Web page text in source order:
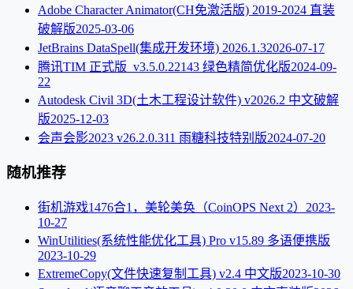
Adobe Character Animator(CH免激活版) 2019-2024 直装
破解版2025-03-06
JetBrains DataSpell(集成开发环境) 2026.1.32026-07-17
腾讯TIM 正式版_v3.5.0.22143 绿色精简优化版2024-09-
22
Autodesk Civil 3D(土木工程设计软件) v2026.2 中文破解
版2025-12-03
会声会影2023 v26.2.0.311 雨糖科技特别版2024-07-20
随机推荐
街机游戏1476合1，美轮美奂（CoinOPS Next 2） 2023-
10-27
WinUtilities(系统性能优化工具) Pro v15.89 多语便携版
2023-10-29
ExtremeCopy(文件快速复制工具) v2.4 中文版2023-10-30